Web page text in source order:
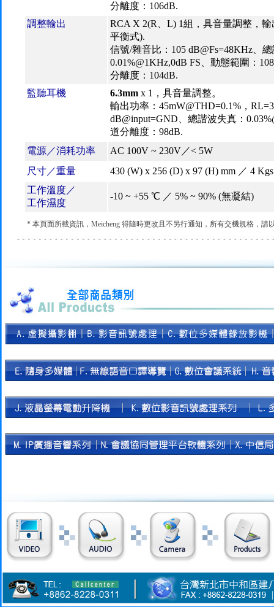
分離度：106dB.
調整輸出
RCA X 2(R、L) 1組，具音量調整，
平衡式).
信號/雜音比：105 dB@Fs=48KHz、
0.01%@1KHz,0dB FS、動態範圍：
分離度：104dB.
監聽耳機
6.3mm x 1，具音量調整。
輸出功率：45mW@THD=0.1%，
dB@input=GND、總諧波失真：
道分離度：98dB.
電源／消耗功率
AC 100V ~ 230V／< 5W
尺寸／重量
430 (W) x 256 (D) x 97 (H) mm ／ 4 Kgs
工作溫度／
工作濕度
-10 ~ +55 ℃ ／ 5% ~ 90% (無凝結)
* 本頁面所載資訊，Meicheng 得隨時更改且不另行通知，所有交機規格，請